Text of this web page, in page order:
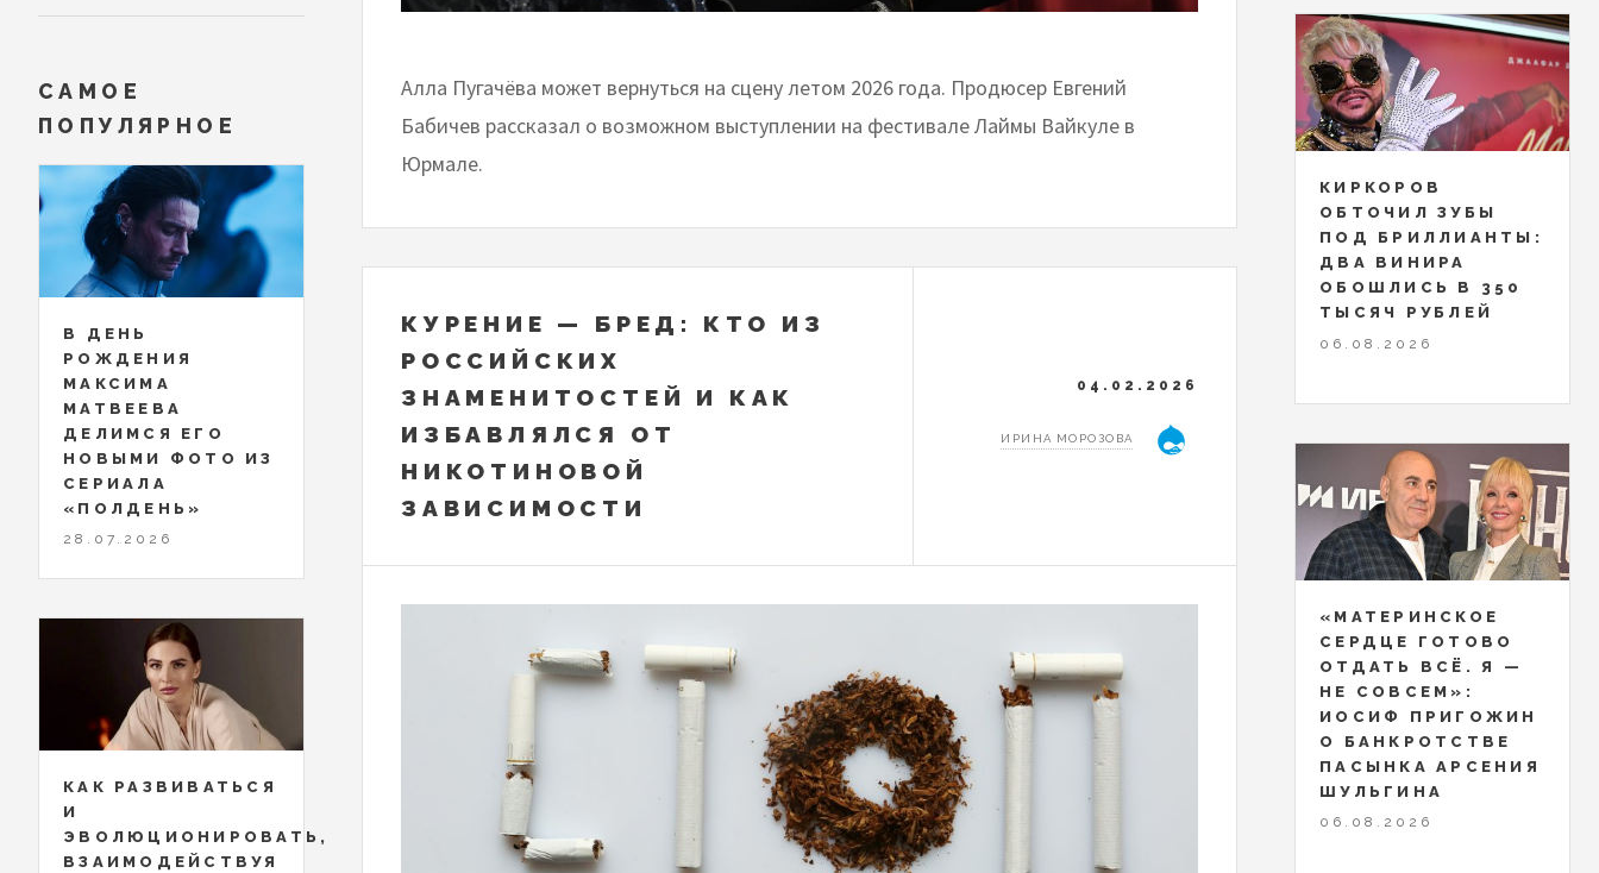
Алла Пугачёва может вернуться на сцену летом 2026 года. Продюсер Евгений
Бабичев рассказал о возможном выступлении на фестивале Лаймы Вайкуле в
Юрмале.
КУРЕНИЕ — БРЕД: КТО ИЗ
РОССИЙСКИХ
ЗНАМЕНИТОСТЕЙ И КАК
ИЗБАВЛЯЛСЯ ОТ
НИКОТИНОВОЙ
ЗАВИСИМОСТИ
04.02.2026
ИРИНА МОРОЗОВА
САМОЕ
ПОПУЛЯРНОЕ
В ДЕНЬ
РОЖДЕНИЯ
МАКСИМА
МАТВЕЕВА
ДЕЛИМСЯ ЕГО
НОВЫМИ ФОТО ИЗ
СЕРИАЛА
«ПОЛДЕНЬ»
28.07.2026
КАК РАЗВИВАТЬСЯ
И
ЭВОЛЮЦИОНИРОВАТЬ,
ВЗАИМОДЕЙСТВУЯ
КИРКОРОВ
ОБТОЧИЛ ЗУБЫ
ПОД БРИЛЛИАНТЫ:
ДВА ВИНИРА
ОБОШЛИСЬ В 350
ТЫСЯЧ РУБЛЕЙ
06.08.2026
«МАТЕРИНСКОЕ
СЕРДЦЕ ГОТОВО
ОТДАТЬ ВСЁ. Я —
НЕ СОВСЕМ»:
ИОСИФ ПРИГОЖИН
О БАНКРОТСТВЕ
ПАСЫНКА АРСЕНИЯ
ШУЛЬГИНА
06.08.2026